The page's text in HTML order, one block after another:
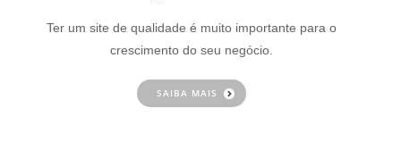
Ter um site de qualidade é muito importante para o
crescimento do seu negócio.
SAIBA MAIS